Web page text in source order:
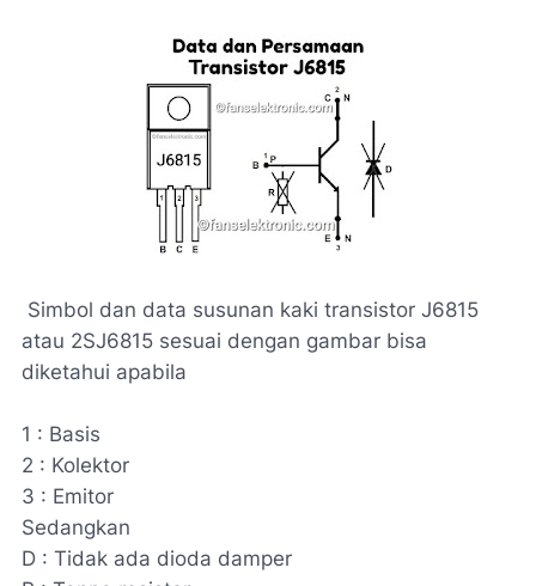
Simbol dan data susunan kaki transistor J6815
atau 2SJ6815 sesuai dengan gambar bisa
diketahui apabila
1 : Basis
2 : Kolektor
3 : Emitor
Sedangkan
D : Tidak ada dioda damper